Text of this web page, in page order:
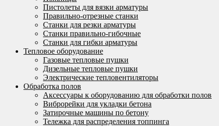
Пистолеты для вязки арматуры
Правильно-отрезные станки
Станки для резки арматуры
Станки правильно-гибочные
Станки для гибки арматуры
Тепловое оборудование
Газовые тепловые пушки
Дизельные тепловые пушки
Электрические тепловентиляторы
Обработка полов
Аксессуары к оборудованию для обработки полов
Виброрейки для укладки бетона
Затирочные машины по бетону
Тележка для распределения топпинга